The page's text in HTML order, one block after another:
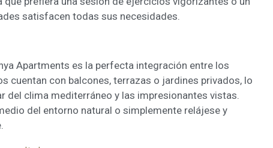
satisfacen todas sus necesidades.
Apartments es la perfecta integración entre los
cuentan con balcones, terrazas o jardines privados, lo
del clima mediterráneo y las impresionantes vistas.
del entorno natural o simplemente relájese y